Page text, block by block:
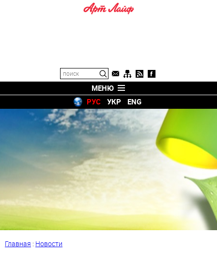
МЕНЮ
РУС
УКР ENG
Главная : Новости